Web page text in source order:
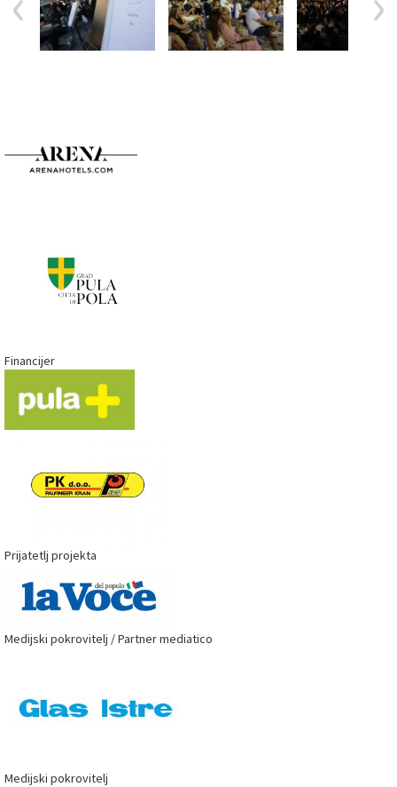
Financijer
Prijatetlj projekta
Medijski pokrovitelj / Partner mediatico
Medijski pokrovitelj